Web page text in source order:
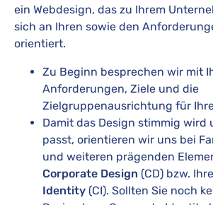
ein Webdesign, das zu Ihrem
sich an Ihren sowie den
orientiert.
Zu Beginn besprechen wir mit
Anforderungen, Ziele und die
Zielgruppenausrichtung für
Damit das Design stimmig wird
passt, orientieren wir uns bei
und weiteren prägenden
Corporate Design (CD) bzw.
Identity (CI). Sollten Sie noch